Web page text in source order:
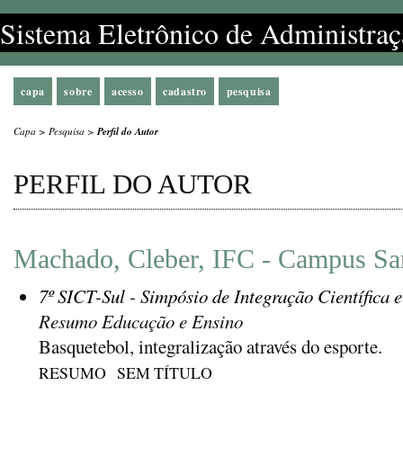
Sistema Eletrônico de
capa sobre acesso cadastro pesquisa
Capa > Pesquisa >Perfil do Autor
PERFIL DO AUTOR
Machado, Cleber, IFC - Campus
7º SICT-Sul - Simpósio de Integração Científica
Resumo Educação e Ensino
Basquetebol, integralização através do esporte.
RESUMO SEM TÍTULO